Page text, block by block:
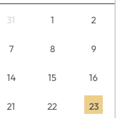
31 1 2
7 8 9
14 15 16
21 22 23